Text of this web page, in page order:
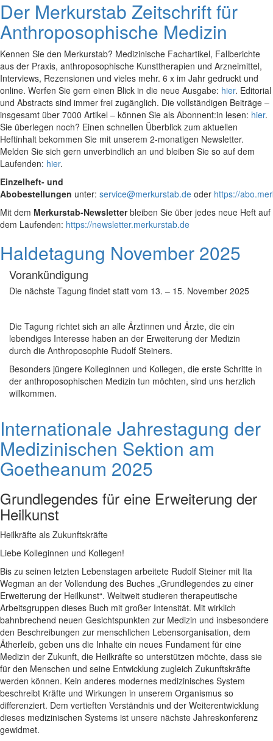
Der Merkurstab Zeitschrift für
Anthroposophische Medizin
Kennen Sie den Merkurstab? Medizinische Fachartikel, Fallberichte
aus der Praxis, anthroposophische Kunsttherapien und Arzneimittel,
Interviews, Rezensionen und vieles mehr. 6 x im Jahr gedruckt und
online. Werfen Sie gern einen Blick in die neue Ausgabe: hier. Editorial
und Abstracts sind immer frei zugänglich. Die vollständigen Beiträge –
insgesamt über 7000 Artikel – können Sie als Abonnent:in lesen: hier.
Sie überlegen noch? Einen schnellen Überblick zum aktuellen
Heftinhalt bekommen Sie mit unserem 2-monatigen Newsletter.
Melden Sie sich gern unverbindlich an und bleiben Sie so auf dem
Laufenden: hier.
Einzelheft- und
Abobestellungen unter: service@merkurstab.de oder https://
Mit dem Merkurstab-Newsletterbleiben Sie über jedes neue Heft auf
dem Laufenden: https://newsletter.merkurstab.de
Haldetagung November 2025
Vorankündigung
Die nächste Tagung findet statt vom 13. – 15. November 2025
Die Tagung richtet sich an alle Ärztinnen und Ärzte, die ein
lebendiges Interesse haben an der Erweiterung der Medizin
durch die Anthroposophie Rudolf Steiners.
Besonders jüngere Kolleginnen und Kollegen, die erste Schritte in
der anthroposophischen Medizin tun möchten, sind uns herzlich
willkommen.
Internationale Jahrestagung der
Medizinischen Sektion am
Goetheanum 2025
Grundlegendes für eine Erweiterung der
Heilkunst
Heilkräfte als Zukunftskräfte
Liebe Kolleginnen und Kollegen!
Bis zu seinen letzten Lebenstagen arbeitete Rudolf Steiner mit Ita
Wegman an der Vollendung des Buches „Grundlegendes zu einer
Erweiterung der Heilkunst“. Weltweit studieren therapeutische
Arbeitsgruppen dieses Buch mit großer Intensität. Mit wirklich
bahnbrechend neuen Gesichtspunkten zur Medizin und insbesondere
den Beschreibungen zur menschlichen Lebensorganisation, dem
Ätherleib, geben uns die Inhalte ein neues Fundament für eine
Medizin der Zukunft, die Heilkräfte so unterstützen möchte, dass sie
für den Menschen und seine Entwicklung zugleich Zukunftskräfte
werden können. Kein anderes modernes medizinisches System
beschreibt Kräfte und Wirkungen in unserem Organismus so
differenziert. Dem vertieften Verständnis und der Weiterentwicklung
dieses medizinischen Systems ist unsere nächste Jahreskonferenz
gewidmet.